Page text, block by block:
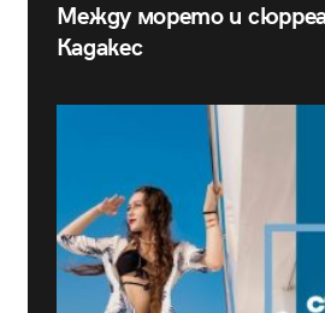
Между морето и
Кадакес